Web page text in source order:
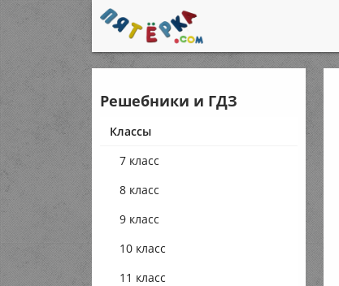
Решебники и ГДЗ
Классы
7 класс
8 класс
9 класс
10 класс
11 класс